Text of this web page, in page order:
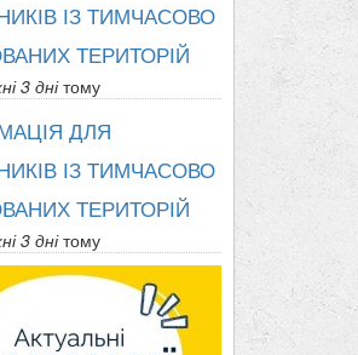
ІЗ ТИМЧАСОВО
ТЕРИТОРІЙ
3 днітому
ДЛЯ
ІЗ ТИМЧАСОВО
ТЕРИТОРІЙ
3 днітому